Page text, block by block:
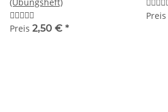
Preis 2,50 € *
Preis